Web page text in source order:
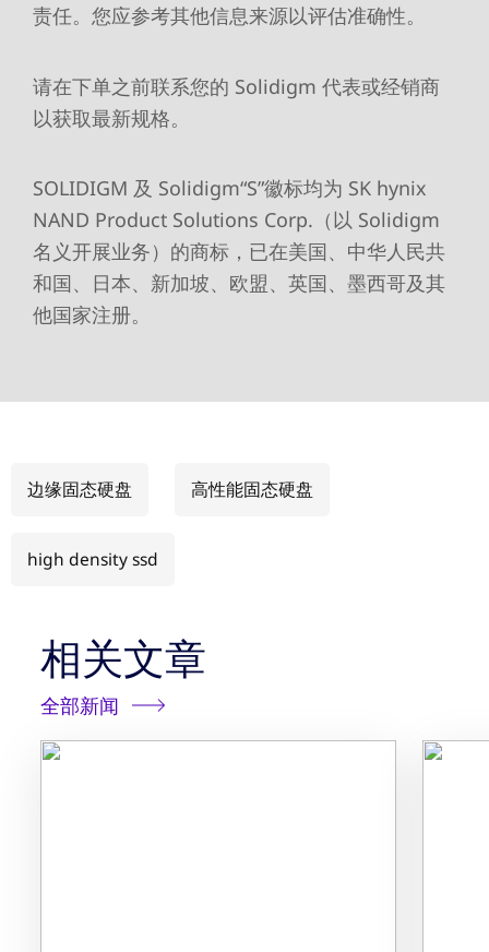
责任。您应参考其他信息来源以评估准确性。
请在下单之前联系您的 Solidigm 代表或经销商
以获取最新规格。
SOLIDIGM 及 Solidigm“S”徽标均为 SK hynix
NAND Product Solutions Corp.（以 Solidigm
名义开展业务）的商标，已在美国、中华人民共
和国、日本、新加坡、欧盟、英国、墨西哥及其
他国家注册。
边缘固态硬盘 高性能固态硬盘
high density ssd
相关文章
全部新闻